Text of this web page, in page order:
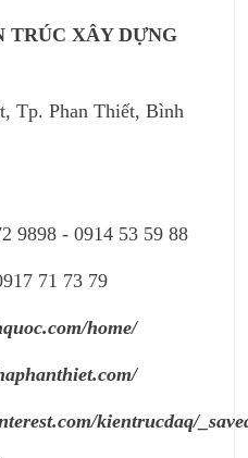
TRÚC XÂY DỰNG
Tp. Phan Thiết, Bình
9898 - 0914 53 59 88
71 73 79
home/
kientrucdaq/